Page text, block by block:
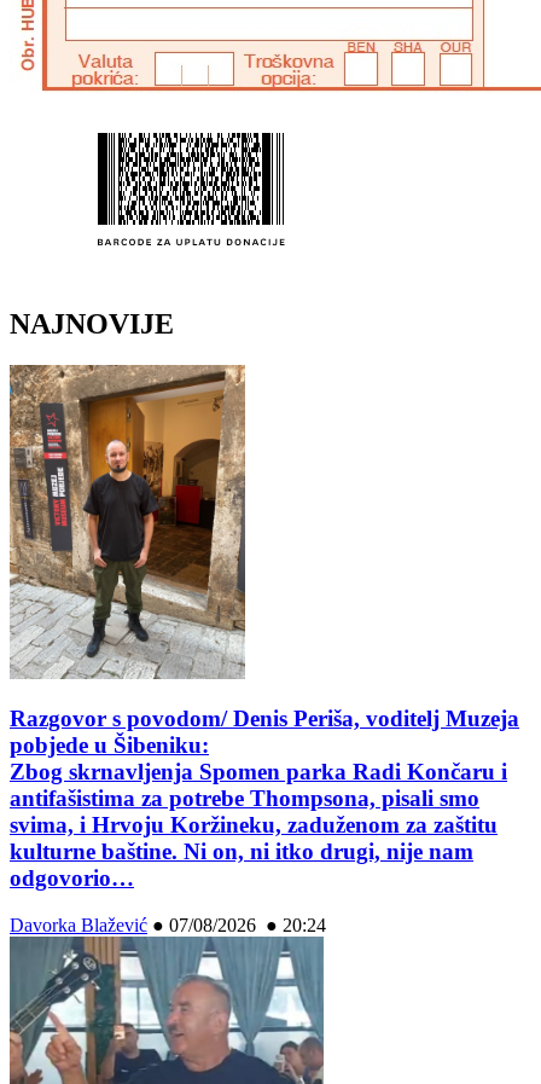
NAJNOVIJE
Razgovor s povodom/ Denis Periša, voditelj Muzeja
pobjede u Šibeniku:
Zbog skrnavljenja Spomen parka Radi Končaru i
antifašistima za potrebe Thompsona, pisali smo
svima, i Hrvoju Koržineku, zaduženom za zaštitu
kulturne baštine. Ni on, ni itko drugi, nije nam
odgovorio…
Davorka Blažević ● 07/08/2026 ● 20:24